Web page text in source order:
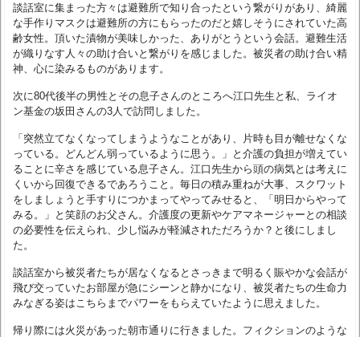
談話室に集まった方々は避難所で知り合ったという繋がりがあり、綺麗
な手作りマスクは避難所の方にもらったのだと嬉しそうにされていた高
齢女性。頂いた漬物が美味しかった、ありがとうという会話。避難生活
が織りなす人々の助け合いと繋がりを感じました。被災者の助け合い精
神、心に染みるものがあります。
次に80代後半の男性とその息子さんのところへ江口先生と私、ライオ
ン基金の坂田さんの3人で訪問しました。
「突然立てなくなってしまうようなことがあり、片時も目が離せなくな
っている。どんどん弱っているように思う。」と介護の負担が増えてい
ることに辛さを感じている息子さん。江口先生から頭の病気とは考えに
くいから回復できるであろうこと。毎日の積み重ねが大事、スクワット
をしましょうと手すりにつかまってやってみせると、「明日からやって
みる。」と笑顔のお父さん。介護度の更新やケアマネージャーとの相談
の必要性を伝えられ、少し悩みが軽減されただろうか？と後にしまし
た。
談話室から被災者たちが居なくなるとさっきまで明るく賑やかな会話が
飛び交っていたお部屋が急にシーンと静かになり、被災者たちの生命力
みなぎる姿はこちらまでパワーをもらえていたように思えました。
帰り際には火災があった朝市通りに行きました。フィクションのような